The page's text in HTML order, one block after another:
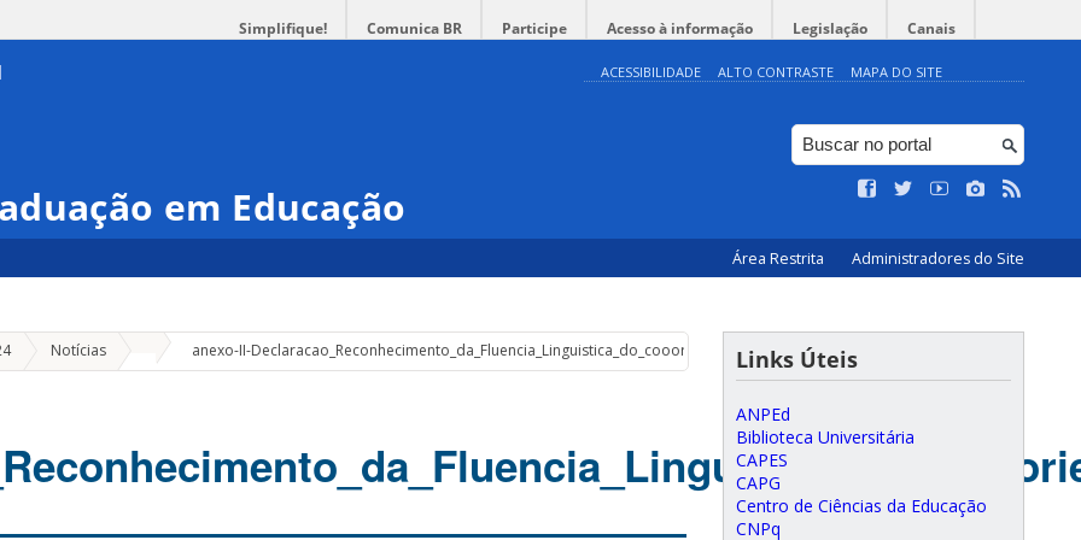
Simplifique! Comunica BR Participe Acesso à informação Legislação Canais
ACESSIBILIDADE ALTO CONTRASTE MAPA DO SITE
em Educação
Área Restrita Administradores do Site
Notícias anexo-II-Declaracao_Reconhecimento_da_Fluencia_Linguistica_do_cooorientador_no_exterior_2
Links Úteis
ANPEd
Biblioteca Universitária
CAPES
CAPG
Centro de Ciências da Educação
CNPq